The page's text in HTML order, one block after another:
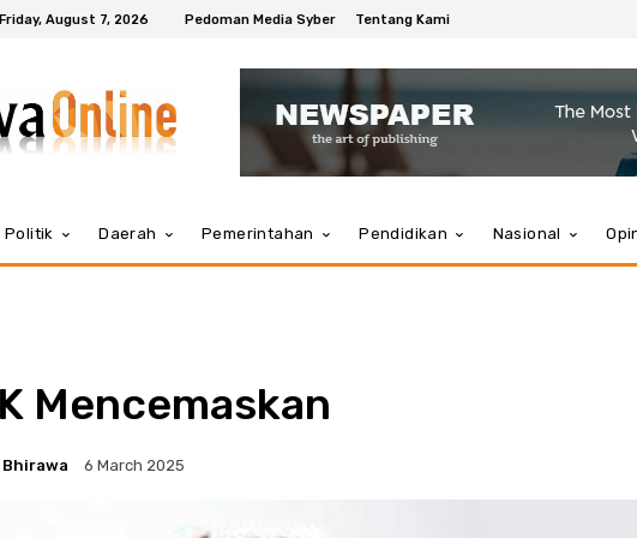
Friday, August 7, 2026 Pedoman Media Syber Tentang Kami
Politik Daerah Pemerintahan Pendidikan Nasional
Mencemaskan
Bhirawa 6 March 2025